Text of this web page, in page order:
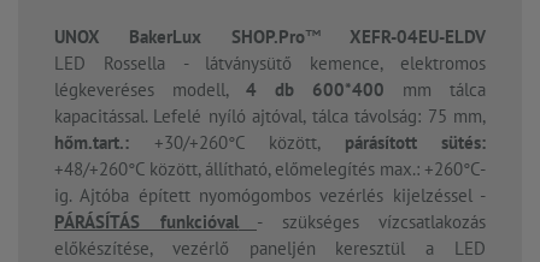
UNOX BakerLux SHOP.Pro™XEFR-04EU-ELDV
LED Rossella
- látványsütő kemence, elektromos
légkeveréses modell, 4 db 600*400 mm tálca
kapacitással. Lefelé nyíló ajtóval, tálca távolság: 75 mm,
hőm.tart.: +30/+260°C között, párásított sütés:
+48/+260°C között, állítható, előmelegítés max.: +260°C-
ig. Ajtóba épített nyomógombos vezérlés kijelzéssel -
PÁRÁSÍTÁS funkcióval
- szükséges vízcsatlakozás
előkészítése, vezérlő paneljén keresztül a LED